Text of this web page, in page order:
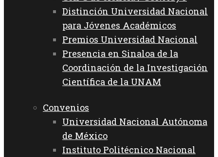
Distinción Universidad Nacional
para Jóvenes Académicos
Premios Universidad Nacional
Presencia en Sinaloa de la
Coordinación de la Investigación
Científica de la UNAM
Convenios
Universidad Nacional Autónoma
de México
Instituto Politécnico Nacional